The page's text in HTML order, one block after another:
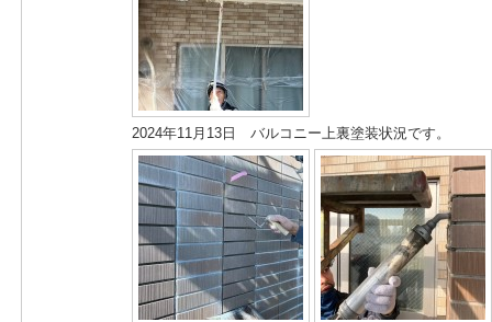
2024年11月13日 バルコニー上裏塗装状況です。